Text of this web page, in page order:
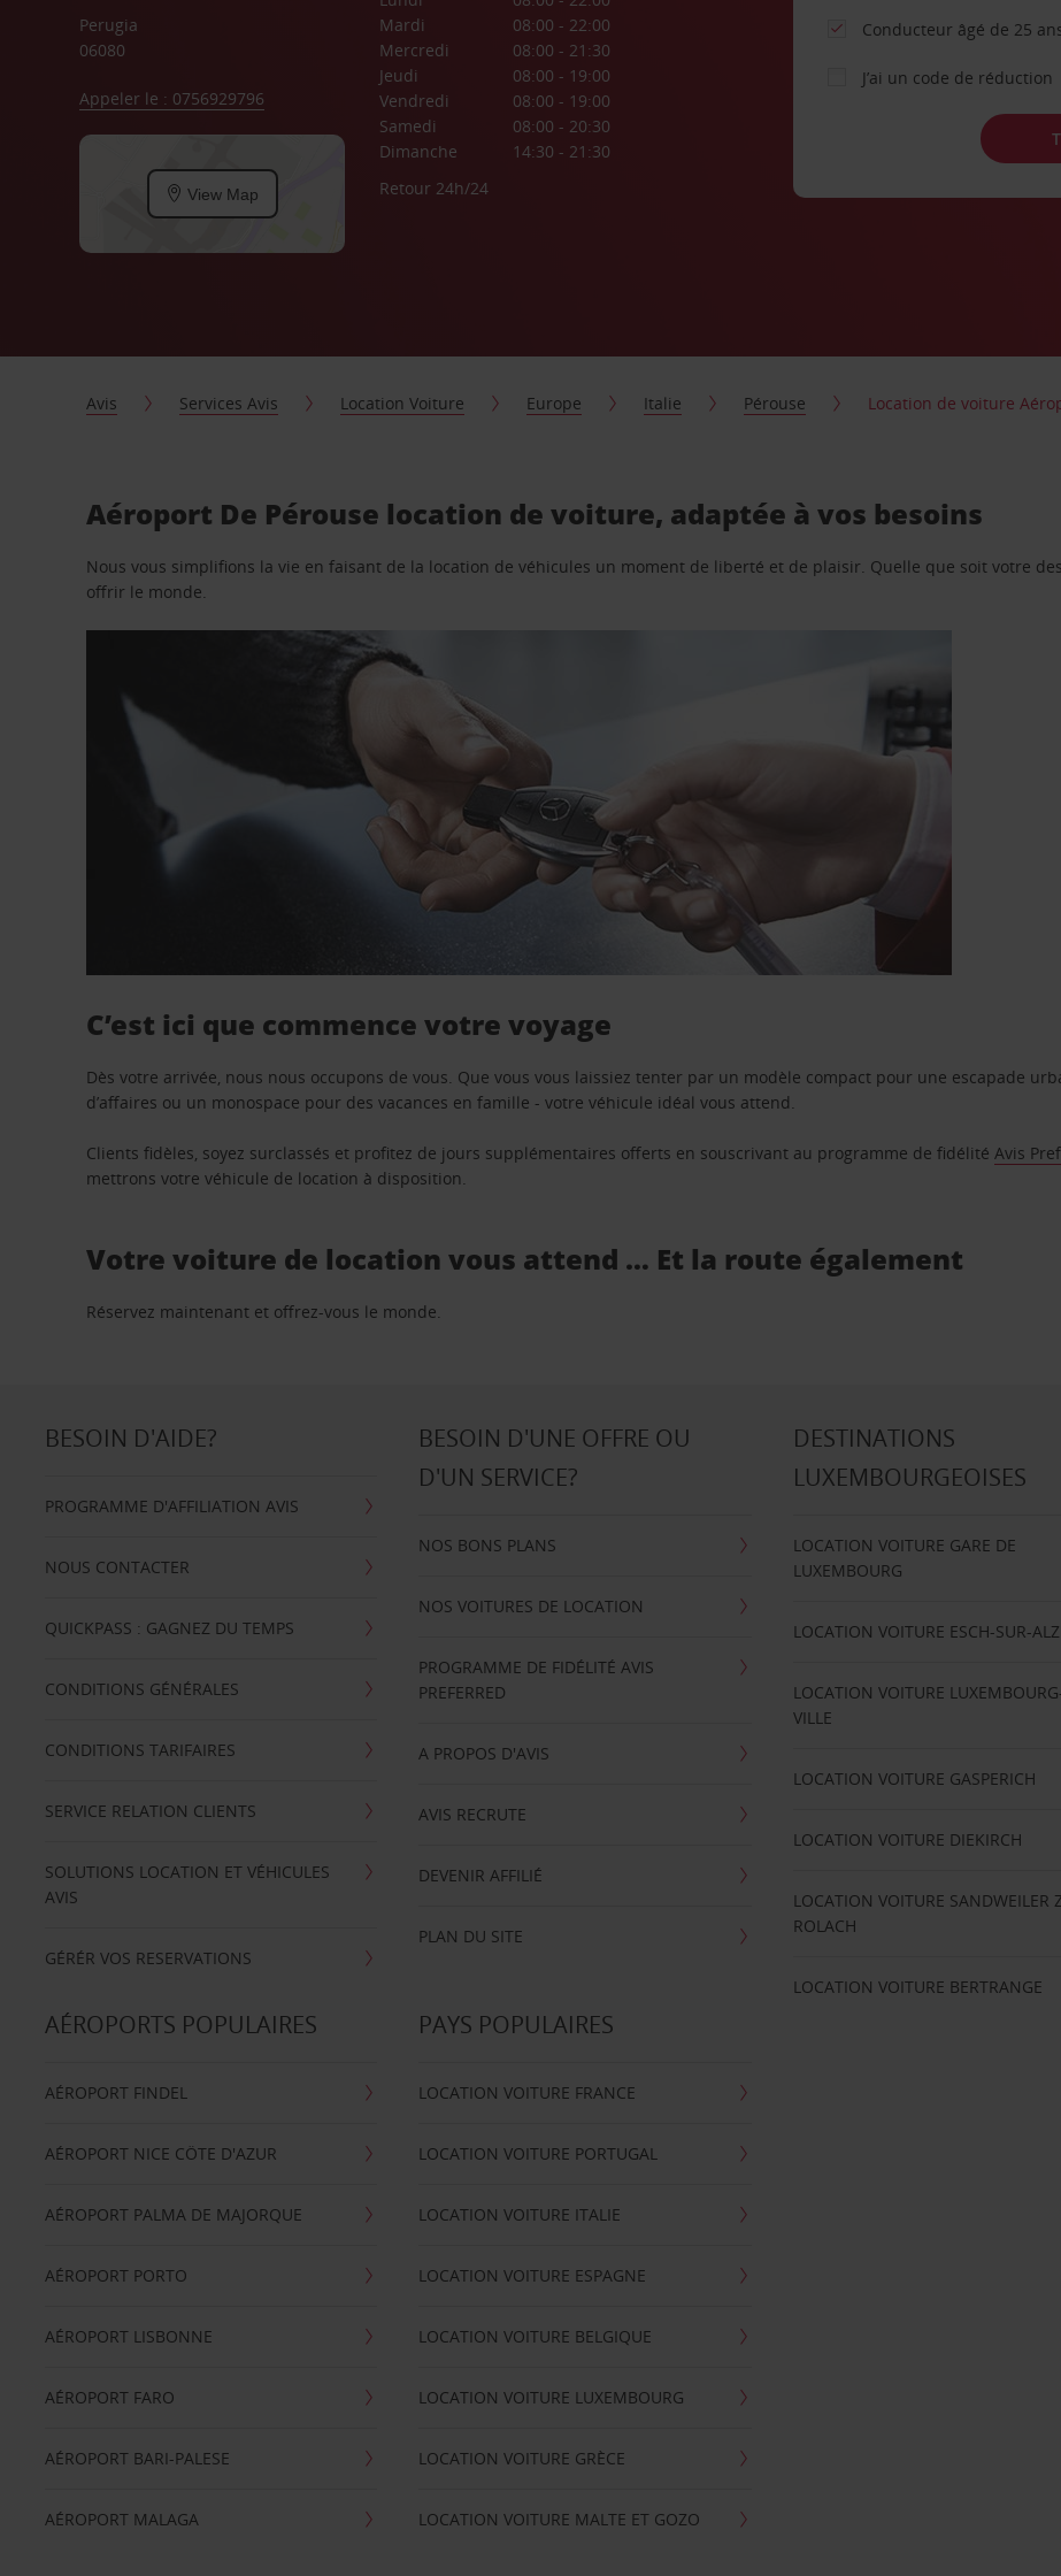
Perugia
06080
Appeler le : 0756929796
View Map
Mardi
08:00 - 22:00
Mercredi
08:00 - 21:30
Jeudi
08:00 - 19:00
Vendredi
08:00 - 19:00
Samedi
08:00 - 20:30
Dimanche
14:30 - 21:30
Retour 24h/24
Conducteur âgé de 25
J’ai un code de réduction
Avis Services Avis Location Voiture Europe Italie Pérouse Location de voiture
Aéroport De Pérouse location de voiture, adaptée à vos besoins
Nous vous simplifions la vie en faisant de la location de véhicules un moment de liberté et de plaisir. Quelle que soit votre
offrir le monde.
C’est ici que commence votre voyage
Dès votre arrivée, nous nous occupons de vous. Que vous vous laissiez tenter par un modèle compact pour une escapade
d’affaires ou un monospace pour des vacances en famille - votre véhicule idéal vous attend.
Clients fidèles, soyez surclassés et profitez de jours supplémentaires offerts en souscrivant au programme de fidélitéAvis
mettrons votre véhicule de location à disposition.
Votre voiture de location vous attend … Et la route également
Réservez maintenant et offrez-vous le monde.
BESOIN D'AIDE?
PROGRAMME D'AFFILIATION AVIS
NOUS CONTACTER
QUICKPASS : GAGNEZ DU TEMPS
CONDITIONS GÉNÉRALES
CONDITIONS TARIFAIRES
SERVICE RELATION CLIENTS
SOLUTIONS LOCATION ET VÉHICULES
AVIS
GÉRÉR VOS RESERVATIONS
BESOIN D'UNE OFFRE OU
D'UN SERVICE?
NOS BONS PLANS
NOS VOITURES DE LOCATION
PROGRAMME DE FIDÉLITÉ AVIS
PREFERRED
A PROPOS D'AVIS
AVIS RECRUTE
DEVENIR AFFILIÉ
PLAN DU SITE
DESTINATIONS
LUXEMBOURGEOISES
LOCATION VOITURE GARE DE
LUXEMBOURG
LOCATION VOITURE ESCH-SUR-
LOCATION VOITURE
VILLE
LOCATION VOITURE GASPERICH
LOCATION VOITURE DIEKIRCH
LOCATION VOITURE SANDWEILER
ROLACH
LOCATION VOITURE BERTRANGE
AÉROPORTS POPULAIRES
AÉROPORT FINDEL
AÉROPORT NICE CÖTE D'AZUR
AÉROPORT PALMA DE MAJORQUE
AÉROPORT PORTO
AÉROPORT LISBONNE
AÉROPORT FARO
AÉROPORT BARI-PALESE
AÉROPORT MALAGA
PAYS POPULAIRES
LOCATION VOITURE FRANCE
LOCATION VOITURE PORTUGAL
LOCATION VOITURE ITALIE
LOCATION VOITURE ESPAGNE
LOCATION VOITURE BELGIQUE
LOCATION VOITURE LUXEMBOURG
LOCATION VOITURE GRÈCE
LOCATION VOITURE MALTE ET GOZO